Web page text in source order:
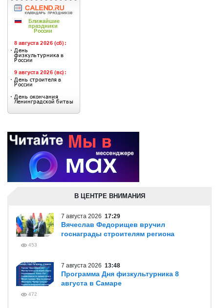
В ЦЕНТРЕ ВНИМАНИЯ
7 августа 2026 17:29
Вячеслав Федорищев вручил
госнаграды строителям региона
453
7 августа 2026 13:48
Программа Дня физкультурника 8
августа в Самаре
472